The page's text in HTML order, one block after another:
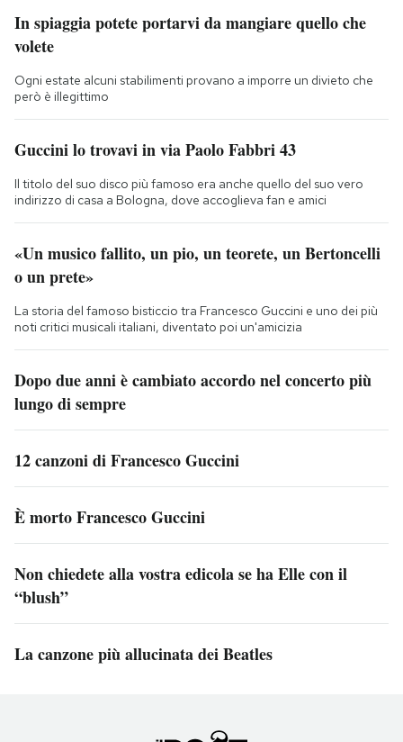
In spiaggia potete portarvi da mangiare quello che
volete
Ogni estate alcuni stabilimenti provano a imporre un divieto che
però è illegittimo
Guccini lo trovavi in via Paolo Fabbri 43
Il titolo del suo disco più famoso era anche quello del suo vero
indirizzo di casa a Bologna, dove accoglieva fan e amici
«Un musico fallito, un pio, un teorete, un Bertoncelli
o un prete»
La storia del famoso bisticcio tra Francesco Guccini e uno dei più
noti critici musicali italiani, diventato poi un'amicizia
Dopo due anni è cambiato accordo nel concerto più
lungo di sempre
12 canzoni di Francesco Guccini
È morto Francesco Guccini
Non chiedete alla vostra edicola se ha Elle con il
“blush”
La canzone più allucinata dei Beatles